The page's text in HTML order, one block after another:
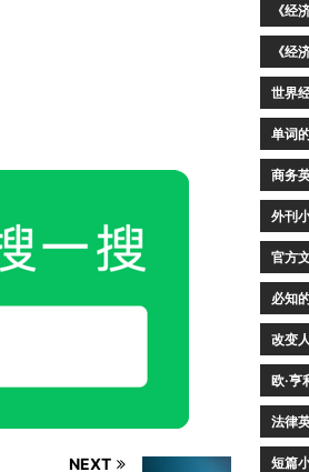
NEXT
《经
《经
世界
单词
商务
外刊
官方
必知
改变
欧·亨
法律
短篇